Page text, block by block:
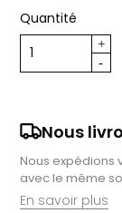
Quantité
Nous
Nous expédions
avec le même
En savoir plus